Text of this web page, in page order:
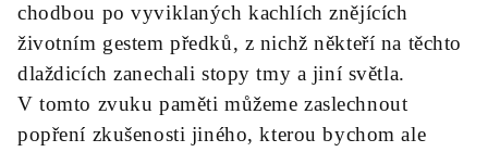
chodbou po vyviklaných kachlích znějících
životním gestem předků, z nichž někteří na těchto
dlaždicích zanechali stopy tmy a jiní světla.
V tomto zvuku paměti můžeme zaslechnout
popření zkušenosti jiného, kterou bychom ale